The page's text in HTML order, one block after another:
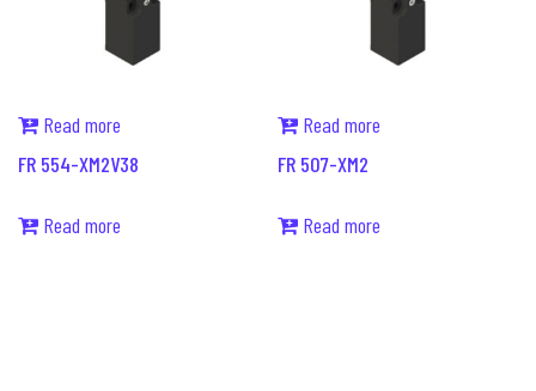
Read more
FR 554-XM2V38
Read more
Read more
FR 507-XM2
Read more